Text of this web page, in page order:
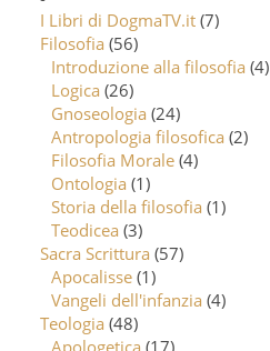
I Libri di DogmaTV.it (7)
Filosofia (56)
Introduzione alla filosofia (4)
Logica (26)
Gnoseologia (24)
Antropologia filosofica (2)
Filosofia Morale (4)
Ontologia (1)
Storia della filosofia (1)
Teodicea (3)
Sacra Scrittura (57)
Apocalisse (1)
Vangeli dell'infanzia (4)
Teologia (48)